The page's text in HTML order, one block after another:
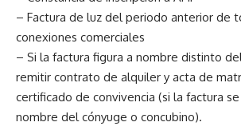
– Factura de luz del periodo anterior de
conexiones comerciales
– Si la factura figura a nombre distinto
remitir contrato de alquiler y acta de
certificado de convivencia (si la factura
nombre del cónyuge o concubino).